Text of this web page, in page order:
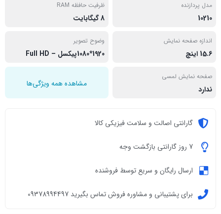
مدل پردازنده
10210
ظرفیت حافظه RAM
8 گیگابایت
اندازه صفحه نمایش
15.6 اینچ
وضوح تصویر
1920*1080پیکسل – Full HD
صفحه نمایش لمسی
ندارد
مشاهده همه ویژگی‌ها
گارانتی اصالت و سلامت فیزیکی کالا
7 روز گارانتی بازگشت وجه
ارسال رایگان و سریع توسط فروشنده
برای پشتیبانی و مشاوره فروش تماس بگیرید 09378994497